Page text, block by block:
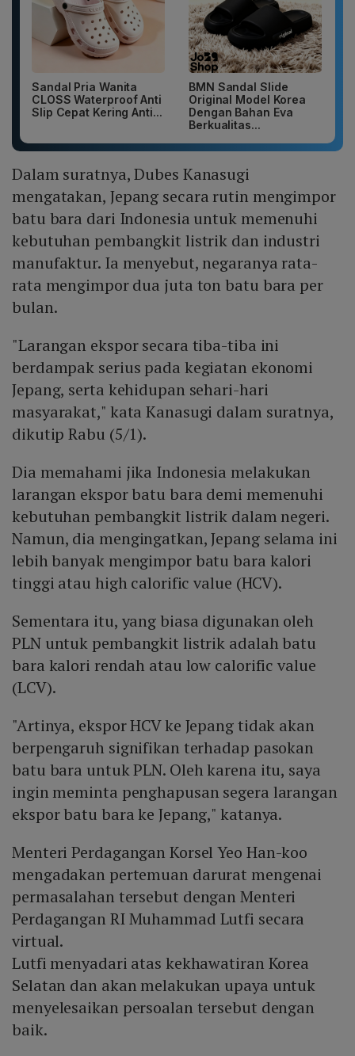
Sandal Pria Wanita
CLOSS Waterproof Anti
Slip Cepat Kering Anti...
BMN Sandal Slide
Original Model Korea
Dengan Bahan Eva
Berkualitas...
Dalam suratnya, Dubes Kanasugi
mengatakan, Jepang secara rutin mengimpor
batu bara dari Indonesia untuk memenuhi
kebutuhan pembangkit listrik dan industri
manufaktur. Ia menyebut, negaranya rata-
rata mengimpor dua juta ton batu bara per
bulan.
"Larangan ekspor secara tiba-tiba ini
berdampak serius pada kegiatan ekonomi
Jepang, serta kehidupan sehari-hari
masyarakat," kata Kanasugi dalam suratnya,
dikutip Rabu (5/1).
Dia memahami jika Indonesia melakukan
larangan ekspor batu bara demi memenuhi
kebutuhan pembangkit listrik dalam negeri.
Namun, dia mengingatkan, Jepang selama ini
lebih banyak mengimpor batu bara kalori
tinggi atau high calorific value (HCV).
Sementara itu, yang biasa digunakan oleh
PLN untuk pembangkit listrik adalah batu
bara kalori rendah atau low calorific value
(LCV).
"Artinya, ekspor HCV ke Jepang tidak akan
berpengaruh signifikan terhadap pasokan
batu bara untuk PLN. Oleh karena itu, saya
ingin meminta penghapusan segera larangan
ekspor batu bara ke Jepang," katanya.
Menteri Perdagangan Korsel Yeo Han-koo
mengadakan pertemuan darurat mengenai
permasalahan tersebut dengan Menteri
Perdagangan RI Muhammad Lutfi secara
virtual.
Lutfi menyadari atas kekhawatiran Korea
Selatan dan akan melakukan upaya untuk
menyelesaikan persoalan tersebut dengan
baik.